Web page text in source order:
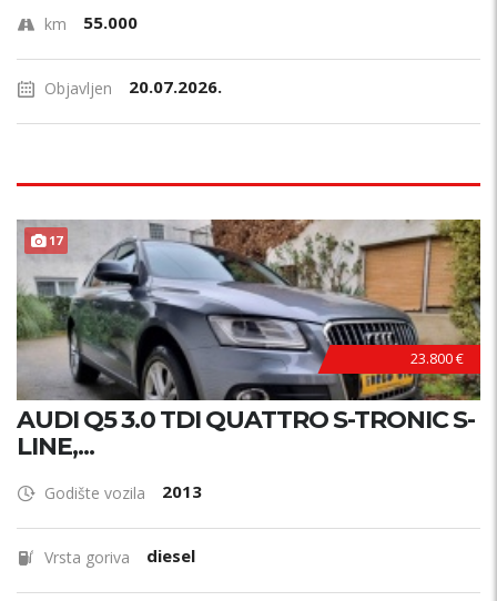
km 55.000
Objavljen 20.07.2026.
17
23.800 €
AUDI Q5 3.0 TDI QUATTRO S-TRONIC S-
LINE,...
Godište vozila 2013
Vrsta goriva diesel